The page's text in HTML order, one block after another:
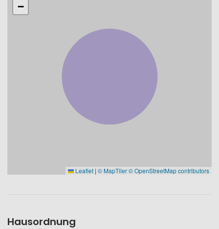
−
Leaflet | © MapTiler© OpenStreetMap contributors
Hausordnung